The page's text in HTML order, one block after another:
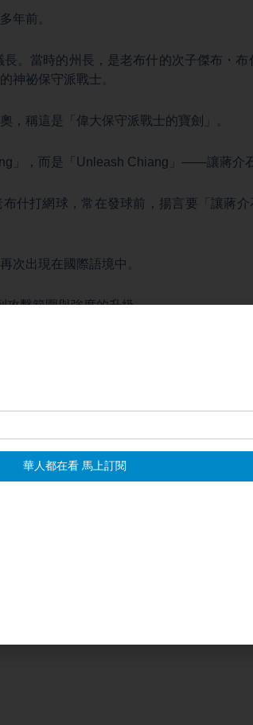
年前。
。當時的州長，是老布什的次子傑布・
神祕保守派戰士。
，稱這是「偉大保守派戰士的寶劍」。
」，而是「Unleash Chiang」——讓蔣介
什打網球，常在發球前，揚言要「讓蔣
再次出現在國際語境中。
攻擊範圍與強度的升級。